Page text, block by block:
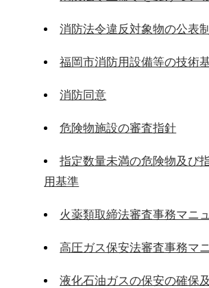
消防法令違反対象物の公表
福岡市消防用設備等の技術
消防同意
危険物施設の審査指針
指定数量未満の危険物及び
用基準
火薬類取締法審査事務マニ
高圧ガス保安法審査事務マ
液化石油ガスの保安の確保